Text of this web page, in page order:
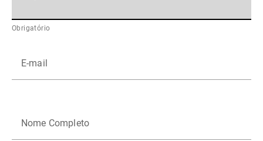
Obrigatório
E-mail
Nome Completo